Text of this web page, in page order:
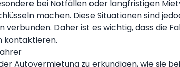
bei Notfällen oder langfristigen
machen. Diese Situationen sind
verbunden. Daher ist es wichtig, dass die
kontaktieren.
Autovermietung zu erkundigen, wie sie